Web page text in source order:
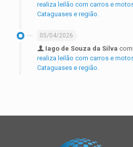
realiza leilão com carros e
Cataguases e região.
05/04/2026
Iago de Souza da Silva
realiza leilão com carros e
Cataguases e região.